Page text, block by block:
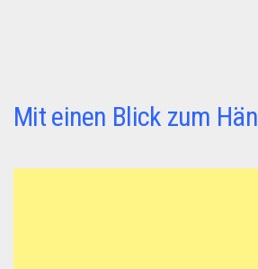
Mit einen Blick zum